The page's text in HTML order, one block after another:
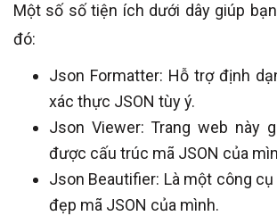
Một số số tiện ích dưới dây giúp
đó:
Json Formatter: Hỗ trợ định
xác thực JSON tùy ý.
Json Viewer: Trang web này
được cấu trúc mã JSON của
Json Beautifier: Là một công
đẹp mã JSON của mình.